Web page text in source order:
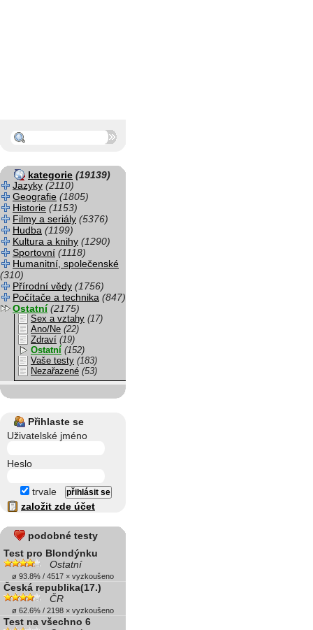
kategorie (19139)
Jazyky (2110)
Geografie (1805)
Historie (1153)
Filmy a seriály (5376)
Hudba (1199)
Kultura a knihy (1290)
Sportovní (1118)
Humanitní, společenské
(310)
Přírodní vědy (1756)
Počítače a technika (847)
Ostatní (2175)
Sex a vztahy (17)
Ano/Ne (22)
Zdraví (19)
Ostatní (152)
Vaše testy (183)
Nezařazené (53)
Přihlaste se
Uživatelské jméno
Heslo
trvale
založit zde účet
podobné testy
Test pro Blondýnku
Ostatní
ø 93.8% / 4517 × vyzkoušeno
Česká republika(17.)
ČR
ø 62.6% / 2198 × vyzkoušeno
Test na všechno 6